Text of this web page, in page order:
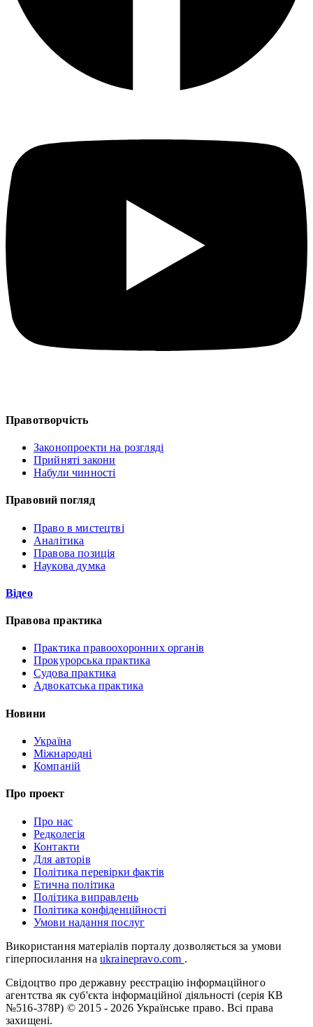
Правотворчість
Законопроекти на розгляді
Прийняті закони
Набули чинності
Правовий погляд
Право в мистецтві
Аналітика
Правова позиція
Наукова думка
Відео
Правова практика
Практика правоохоронних органів
Прокурорська практика
Судова практика
Адвокатська практика
Новини
Україна
Міжнародні
Компаній
Про проект
Про нас
Редколегія
Контакти
Для авторів
Політика перевірки фактів
Етична політика
Політика виправлень
Політика конфіденційності
Умови надання послуг
Використання матеріалів порталу дозволяється за умови
гіперпосилання на ukrainepravo.com .
Свідоцтво про державну реєстрацію інформаційного
агентства як суб'єкта інформаційної діяльності (серія КВ
№516-378Р) © 2015 - 2026 Українське право. Всі права
захищені.